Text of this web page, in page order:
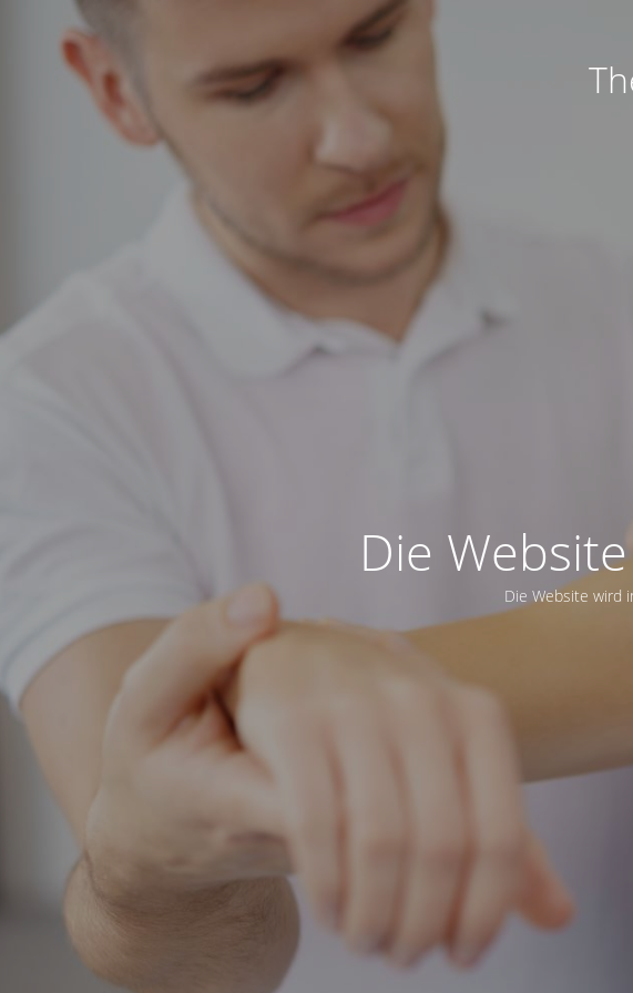
Die
Die Website wird